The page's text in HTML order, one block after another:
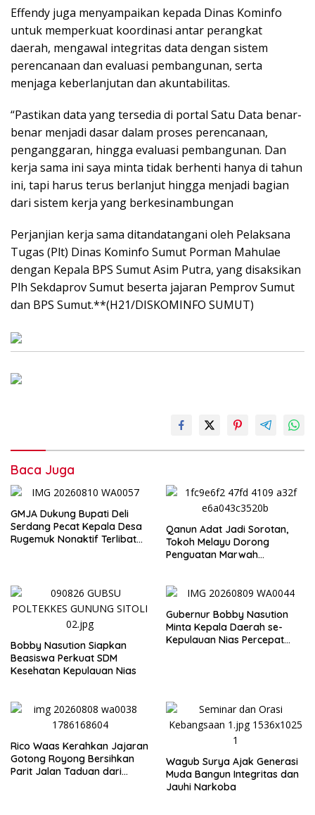
Effendy juga menyampaikan kepada Dinas Kominfo
untuk memperkuat koordinasi antar perangkat
daerah, mengawal integritas data dengan sistem
perencanaan dan evaluasi pembangunan, serta
menjaga keberlanjutan dan akuntabilitas.
“Pastikan data yang tersedia di portal Satu Data benar-
benar menjadi dasar dalam proses perencanaan,
penganggaran, hingga evaluasi pembangunan. Dan
kerja sama ini saya minta tidak berhenti hanya di tahun
ini, tapi harus terus berlanjut hingga menjadi bagian
dari sistem kerja yang berkesinambungan
Perjanjian kerja sama ditandatangani oleh Pelaksana
Tugas (Plt) Dinas Kominfo Sumut Porman Mahulae
dengan Kepala BPS Sumut Asim Putra, yang disaksikan
Plh Sekdaprov Sumut beserta jajaran Pemprov Sumut
dan BPS Sumut.**(H21/DISKOMINFO SUMUT)
Baca Juga
GMJA Dukung Bupati Deli
Serdang Pecat Kepala Desa
Rugemuk Nonaktif Terlibat
Qanun Adat Jadi Sorotan,
Tokoh Melayu Dorong
Penguatan Marwah
Bobby Nasution Siapkan
Beasiswa Perkuat SDM
Kesehatan Kepulauan Nias
Gubernur Bobby Nasution
Minta Kepala Daerah se-
Kepulauan Nias Percepat
Rico Waas Kerahkan Jajaran
Gotong Royong Bersihkan
Parit Jalan Taduan dari
Wagub Surya Ajak Generasi
Muda Bangun Integritas dan
Jauhi Narkoba